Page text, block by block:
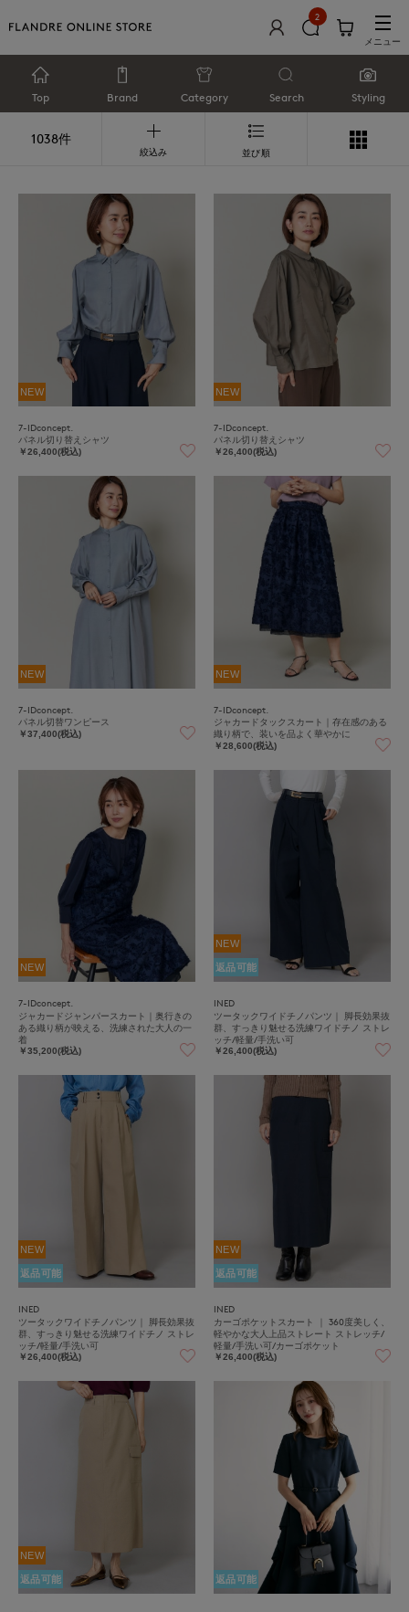
2
メニュー
Top Brand Category Search Styling
1038件
絞込み 並び順
NEW
7-IDconcept.
パネル切り替えシャツ
￥26,400(税込)
NEW
7-IDconcept.
パネル切り替えシャツ
￥26,400(税込)
NEW
7-IDconcept.
パネル切替ワンピース
￥37,400(税込)
NEW
7-IDconcept.
ジャカードタックスカート｜存在感のある
織り柄で、装いを品よく華やかに
￥28,600(税込)
NEW
7-IDconcept.
ジャカードジャンパースカート｜奥行きの
ある織り柄が映える、洗練された大人の一
着
￥35,200(税込)
NEW
返品可能
INED
ツータックワイドチノパンツ｜ 脚長効果抜
群、すっきり魅せる洗練ワイドチノ ストレ
ッチ/軽量/手洗い可
￥26,400(税込)
NEW
返品可能
INED
ツータックワイドチノパンツ｜ 脚長効果抜
群、すっきり魅せる洗練ワイドチノ ストレ
ッチ/軽量/手洗い可
￥26,400(税込)
NEW
返品可能
INED
カーゴポケットスカート ｜ 360度美しく、
軽やかな大人上品ストレート ストレッチ/
軽量/手洗い可/カーゴポケット
￥26,400(税込)
NEW
返品可能 返品可能